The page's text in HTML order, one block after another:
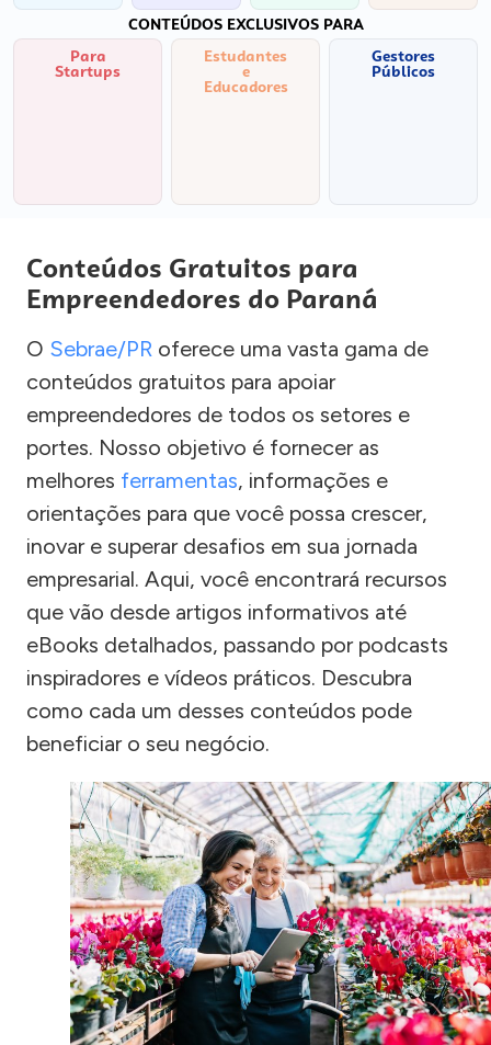
CONTEÚDOS EXCLUSIVOS PARA
Para
Startups
Estudantes
e
Educadores
Gestores
Públicos
Conteúdos Gratuitos para
Empreendedores do Paraná
O Sebrae/PR oferece uma vasta gama de
conteúdos gratuitos para apoiar
empreendedores de todos os setores e
portes. Nosso objetivo é fornecer as
melhores ferramentas, informações e
orientações para que você possa crescer,
inovar e superar desafios em sua jornada
empresarial. Aqui, você encontrará recursos
que vão desde artigos informativos até
eBooks detalhados, passando por podcasts
inspiradores e vídeos práticos. Descubra
como cada um desses conteúdos pode
beneficiar o seu negócio.